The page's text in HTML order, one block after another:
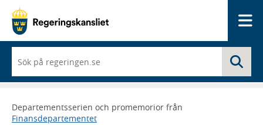
du
börjar
skriva
framträder
en
Departementsserien och promemorior från
Finansdepartementet